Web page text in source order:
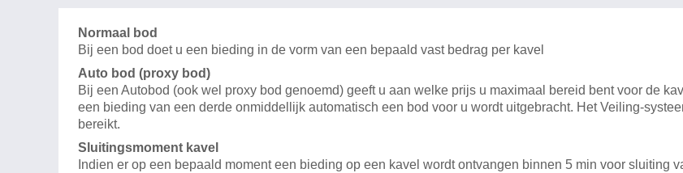
Normaal bod
Bij een bod doet u een bieding in de vorm van een bepaald vast bedrag per kavel
Auto bod (proxy bod)
Bij een Autobod (ook wel proxy bod genoemd) geeft u aan welke prijs u maximaal bereid bent voor de
een bieding van een derde onmiddellijk automatisch een bod voor u wordt uitgebracht. Het Veiling-
bereikt.
Sluitingsmoment kavel
Indien er op een bepaald moment een bieding op een kavel wordt ontvangen binnen 5 min voor sluiting